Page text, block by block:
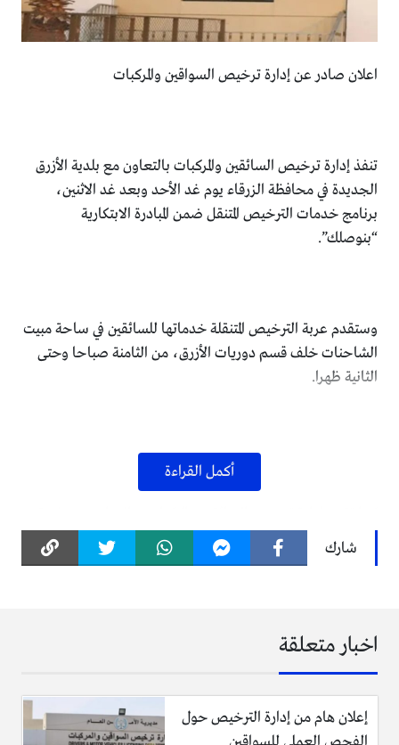
اعلان صادر عن إدارة ترخيص السواقين والمركبات
تنفذ إدارة ترخيص السائقين والمركبات بالتعاون مع بلدية الأزرق
الجديدة في محافظة الزرقاء يوم غد الأحد وبعد غد الاثنين،
برنامج خدمات الترخيص المتنقل ضمن المبادرة الابتكارية
“بنوصلك”.
وستقدم عربة الترخيص المتنقلة خدماتها للسائقين في ساحة مبيت
الشاحنات خلف قسم دوريات الأزرق، من الثامنة صباحا وحتى
الثانية ظهرا.
الرصيفة، خدمات الترخيص والفحص الفني “المسائي” اعتبارا من
غد الأحد وحتى الخميس المقبل.
وستتواجد عربة الترخيص المتنقلة في الساحة المحاذية لمركز أمن
المدينة بحي الحسين، من الثالثة ظهرا وحتى الثامنة مساء،
أكمل القراءة
شارك
اخبار متعلقة
إعلان هام من إدارة الترخيص حول